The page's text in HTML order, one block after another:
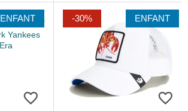
ENFANT -30% ENFANT